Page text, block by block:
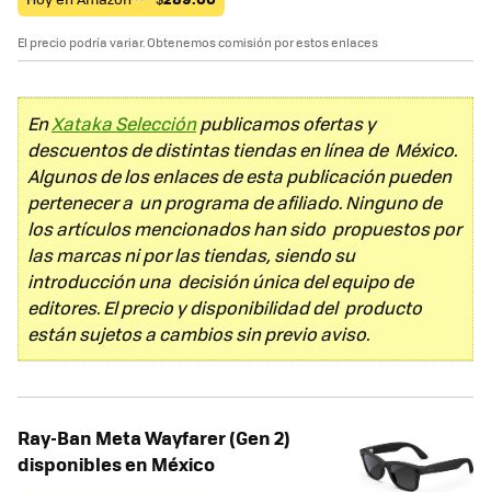
El precio podría variar. Obtenemos comisión por estos enlaces
EnXataka Selecciónpublicamos ofertas y
descuentos de distintas tiendas en línea de México.
Algunos de los enlaces de esta publicación pueden
pertenecer a un programa de afiliado. Ninguno de
los artículos mencionados han sido propuestos por
las marcas ni por las tiendas, siendo su
introducción una decisión única del equipo de
editores. El precio y disponibilidad del producto
están sujetos a cambios sin previo aviso.
Ray-Ban Meta Wayfarer (Gen 2)
disponibles en México